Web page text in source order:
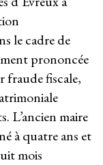
le cadre de
prononcée
fraude fiscale,
L’ancien maire
à quatre ans et
mois